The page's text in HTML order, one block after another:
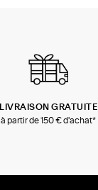
LIVRAISON GRATUITE
à partir de 150 € d'achat*